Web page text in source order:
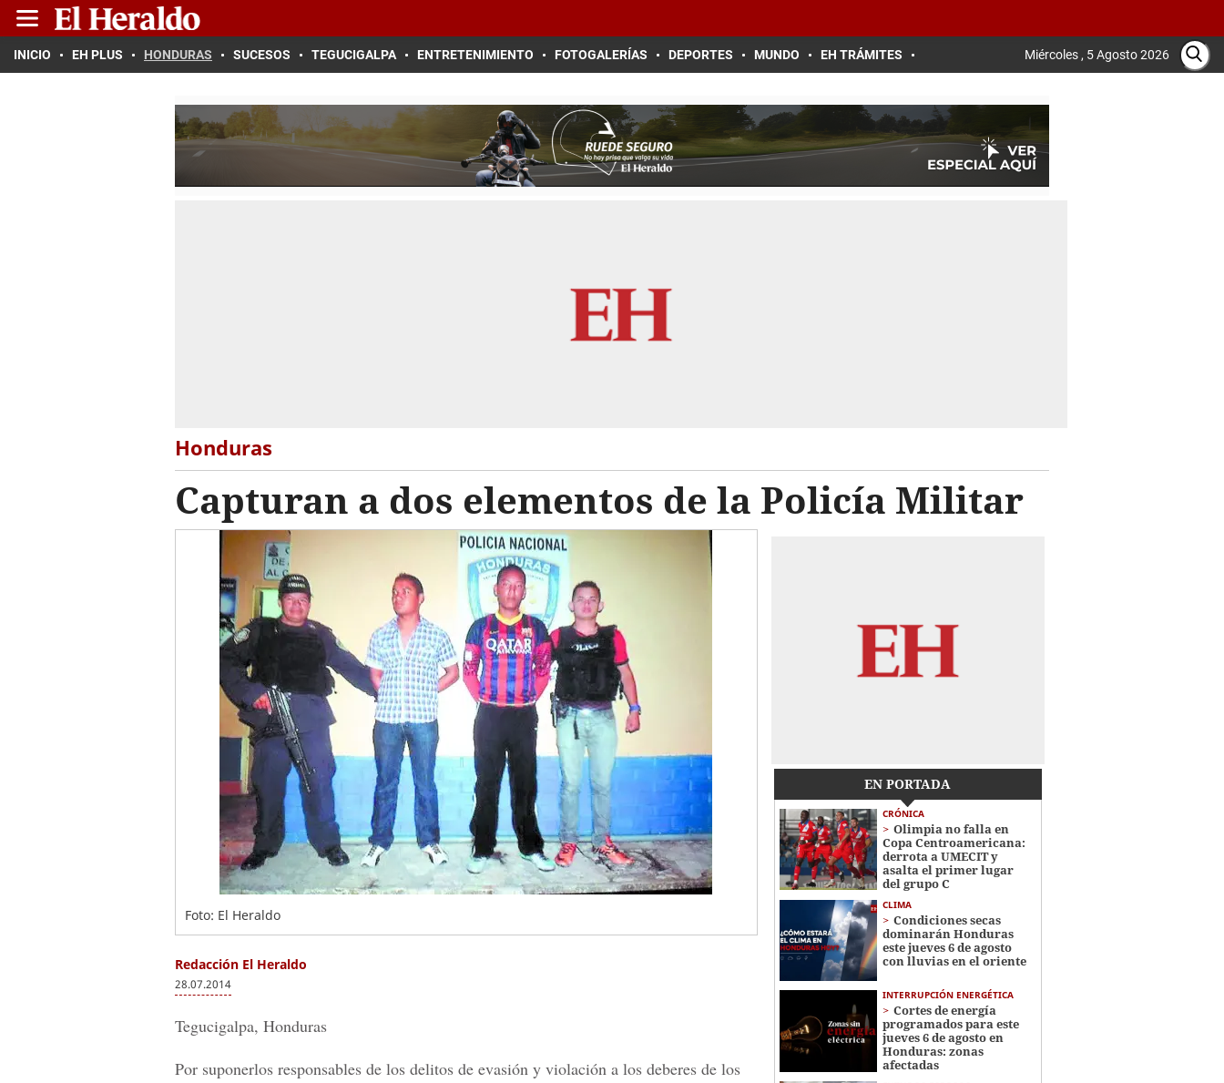
INICIO EH PLUS HONDURAS SUCESOS TEGUCIGALPA ENTRETENIMIENTO FOTOGALERÍAS DEPORTES MUNDO EH TRÁMITES Miércoles , 5 Agosto 2026
Honduras
Capturan a dos elementos de la Policía Militar
Foto: El Heraldo
Redacción El Heraldo
28.07.2014
Tegucigalpa, Honduras
Por suponerlos responsables de los delitos de evasión y violación a los deberes de los
EN PORTADA
CRÓNICA
Olimpia no falla en
Copa Centroamericana:
derrota a UMECIT y
asalta el primer lugar
del grupo C
CLIMA
Condiciones secas
dominarán Honduras
este jueves 6 de agosto
con lluvias en el oriente
INTERRUPCIÓN ENERGÉTICA
Cortes de energía
programados para este
jueves 6 de agosto en
Honduras: zonas
afectadas